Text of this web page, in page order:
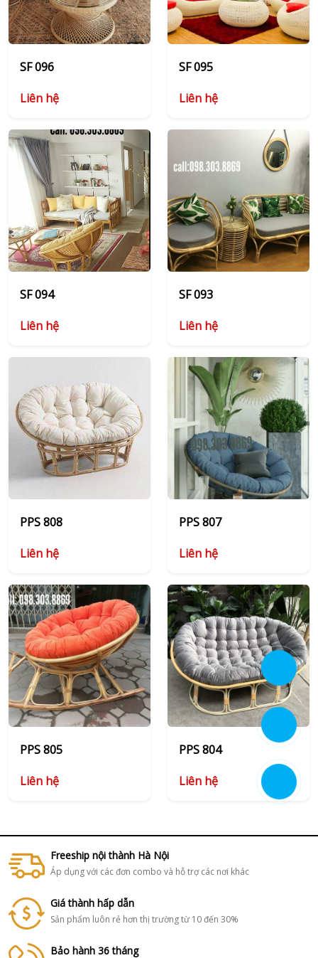
SF 096
Liên hệ
SF 095
Liên hệ
SF 094
Liên hệ
SF 093
Liên hệ
PPS 808
Liên hệ
PPS 807
Liên hệ
PPS 805
Liên hệ
PPS 804
Liên hệ
Freeship nội thành Hà Nội
Áp dụng với các đơn combo và hỗ trợ các nơi khác
Giá thành hấp dẫn
Sản phẩm luôn rẻ hơn thị trường từ 10 đến 30%
Bảo hành 36 tháng